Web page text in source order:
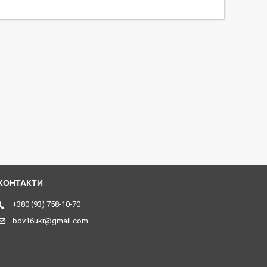
+380 (93) 758-10-70
bdv16ukr@gmail.com